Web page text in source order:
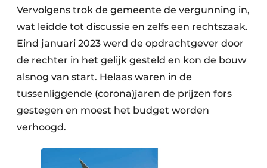
Vervolgens trok de gemeente de vergunning in,
wat leidde tot discussie en zelfs een rechtszaak.
Eind januari 2023 werd de opdrachtgever door
de rechter in het gelijk gesteld en kon de bouw
alsnog van start. Helaas waren in de
tussenliggende (corona)jaren de prijzen fors
gestegen en moest het budget worden
verhoogd.